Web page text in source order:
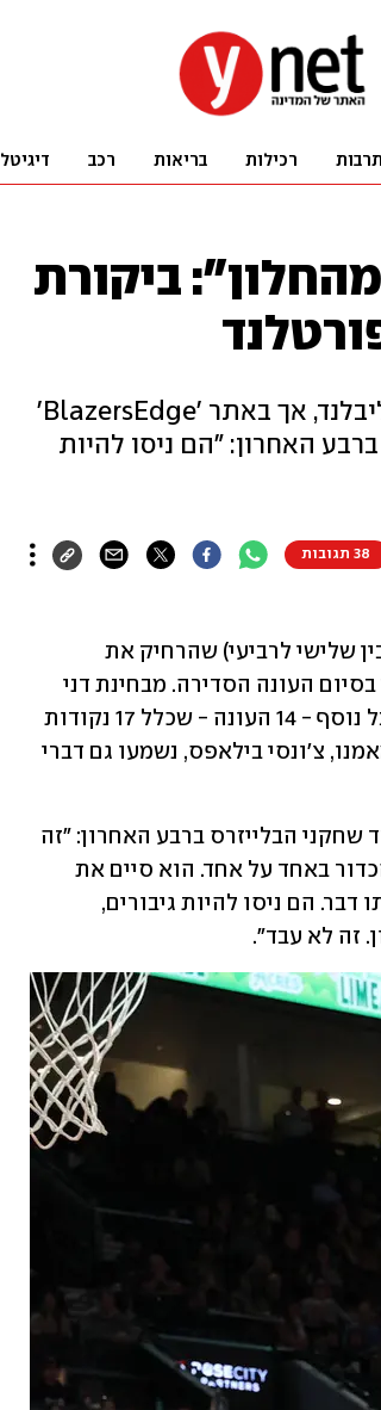
תרבות רכילות בריאות רכב דיגיטל
ביקורת
הפורוורד הישראלי סיפק הופעה טובה בהפסד לקליבלנד, אך באתר 'BlazersEdge'
האחרון: "הם ניסו להיות
38 תגובות
זה לא עבד".